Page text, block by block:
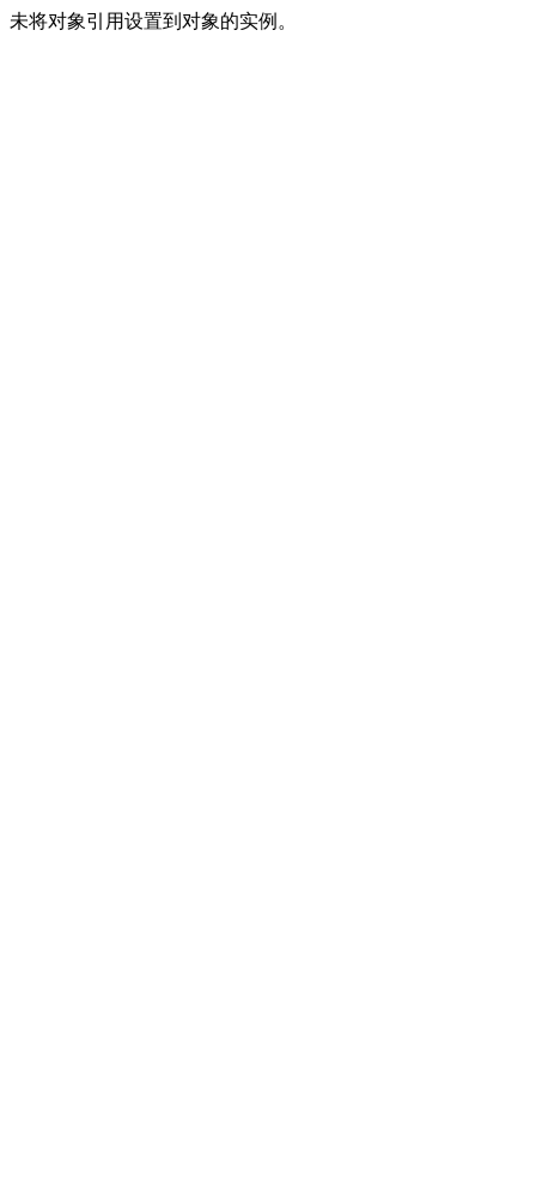
未将对象引用设置到对象的实例。